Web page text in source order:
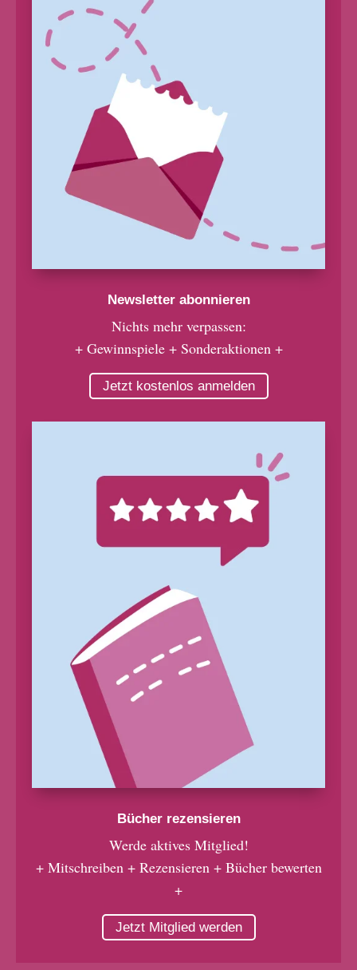
Newsletter abonnieren
Nichts mehr verpassen:
+ Gewinnspiele + Sonderaktionen +
Jetzt kostenlos anmelden
Bücher rezensieren
Werde aktives Mitglied!
+ Mitschreiben + Rezensieren + Bücher bewerten
+
Jetzt Mitglied werden